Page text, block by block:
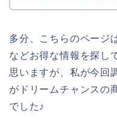
多分、こちらのページ
などお得な情報を探し
思いますが、私が今回
がドリームチャンスの
でした♪